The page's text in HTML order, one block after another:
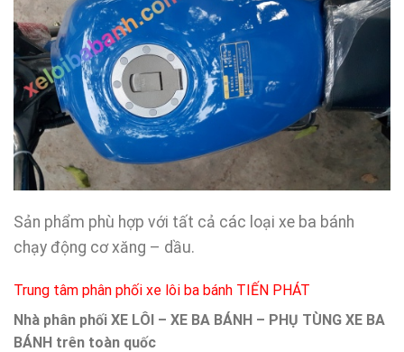
Sản phẩm phù hợp với tất cả các loại xe ba bánh
chạy động cơ xăng – dầu.
Trung tâm phân phối xe lôi ba bánh TIẾN PHÁT
Nhà phân phối XE LÔI – XE BA BÁNH – PHỤ TÙNG XE BA
BÁNH trên toàn quốc